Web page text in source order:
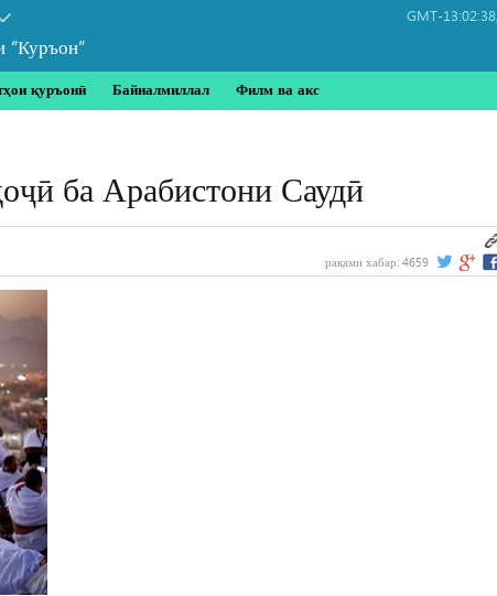
“Куръон”
GMT-13:02:38
қуръонӣ Байналмиллал Филм ва акс
ба Арабистони Саудӣ
рақами хабар: 4659